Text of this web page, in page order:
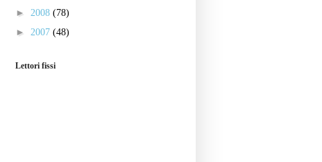
► 2008 (78)
► 2007 (48)
Lettori fissi